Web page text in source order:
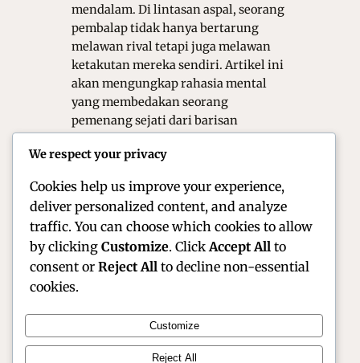
mendalam. Di lintasan aspal, seorang
pembalap tidak hanya bertarung
melawan rival tetapi juga melawan
ketakutan mereka sendiri. Artikel ini
akan mengungkap rahasia mental
yang membedakan seorang
pemenang sejati dari barisan
Psikologis dalam Kecepatan Ekstrem
Official Site of Christian Montanari | Racer &
We respect your privacy
Cookies help us improve your experience,
deliver personalized content, and analyze
traffic. You can choose which cookies to allow
by clicking Customize. Click Accept All to
consent or Reject All to decline non-essential
cookies.
Customize
Reject All